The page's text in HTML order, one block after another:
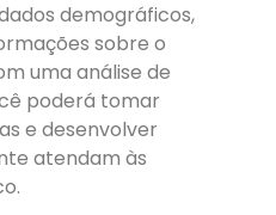
demográficos,
sobre o
uma análise de
poderá tomar
e desenvolver
atendam às